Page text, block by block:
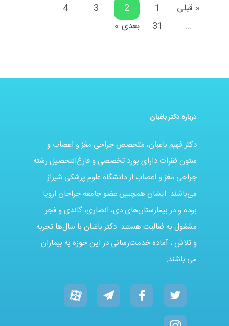
« قبلی 1
2
3
4
…
31 بعدی »
درباره دکتر باغبان
دکتر فهیم باغبان، متخصص جراحی مغز و اعصاب و
ستون فقرات دارای بورد تخصصی و فارغ‌التحصیل رشته
جراحی مغز و اعصاب از دانشگاه علوم پزشکی شیراز
می‌باشند. ایشان همچنین عضو جامعه جراحان اروپا
بوده و در بیمارستان‌های دی، انصاری، گاندی و فجر
مشغول به فعالیت هستند. دکتر باغبان با سال‌ها تجربه
و تلاش ، آماده خدمت‌رسانی در این حوزه به بیماران
می باشند.